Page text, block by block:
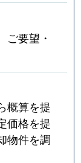
ご要望・
概算を提
価格を提
物件を調